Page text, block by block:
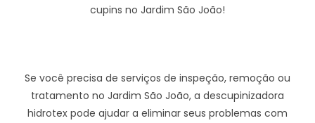
cupins no Jardim São João!
Se você precisa de serviços de inspeção, remoção ou
tratamento no Jardim São João, a descupinizadora
hidrotex pode ajudar a eliminar seus problemas com